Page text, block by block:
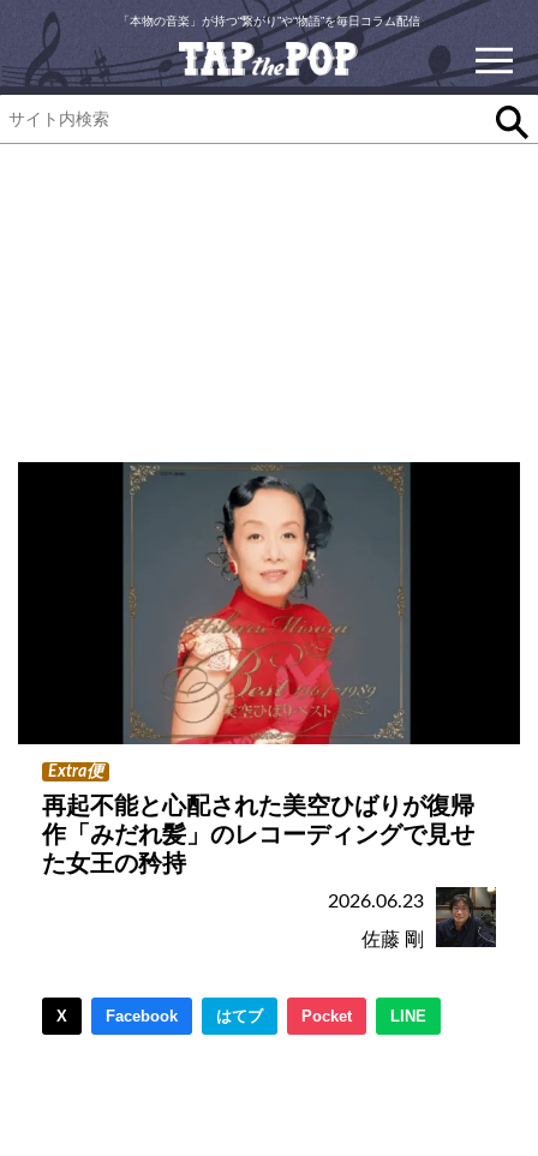
「本物の音楽」が持つ“繋がり”や“物語”を毎日コラム配信
Extra便
再起不能と心配された美空ひばりが復帰
作「みだれ髪」のレコーディングで見せ
た女王の矜持
2026.06.23
佐藤 剛
X Facebook はてブ Pocket LINE